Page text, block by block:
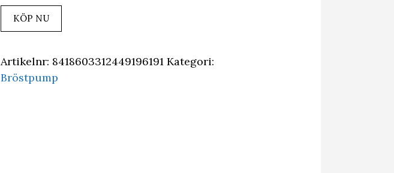
KÖP NU
Artikelnr: 8418603312449196191 Kategori:
Bröstpump